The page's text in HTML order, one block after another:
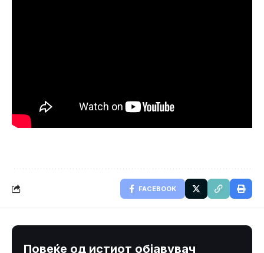
FACEBOOK
Повеќе од истиот објавувач